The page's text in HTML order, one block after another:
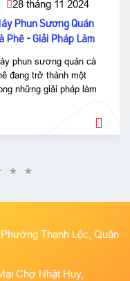
28 tháng 11 2024
Phun Sương Quán
Phê - Giải Pháp Làm
Hiệu Quả
phun sương quán cà
đang trở thành một
những giải pháp làm
chỉ giúp giảm nhiệt
đồng thời tiết kiệm
tìm hiểu vì sao máy
sương là lựa chọn
đầu cho các quán cà
Thạnh Lộc, Quận
Chợ Nhật Huy,